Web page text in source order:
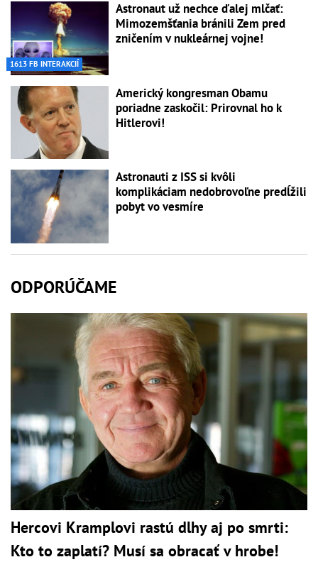
1613 FB INTERAKCIÍ
Astronaut už nechce ďalej mlčať:
Mimozemšťania bránili Zem pred
zničením v nukleárnej vojne!
Americký kongresman Obamu
poriadne zaskočil: Prirovnal ho k
Hitlerovi!
Astronauti z ISS si kvôli
komplikáciam nedobrovoľne predĺžili
pobyt vo vesmíre
ODPORÚČAME
Hercovi Kramplovi rastú dlhy aj po smrti:
Kto to zaplatí? Musí sa obracať v hrobe!